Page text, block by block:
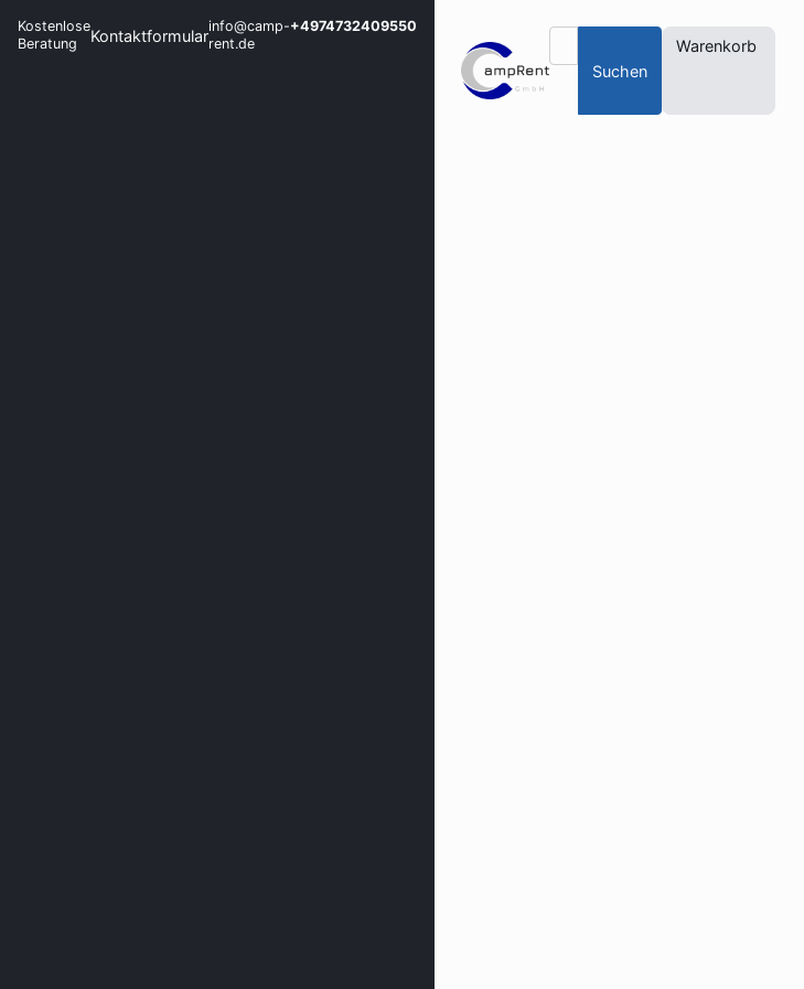
Kostenlose
Beratung
Kontaktformularinfo@camp-
rent.de
+4974732409550
Suchen
Warenkorb